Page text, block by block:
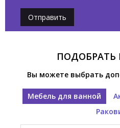
Отправить
ПОДОБРАТЬ
Вы можете выбрать
Мебель для ванной